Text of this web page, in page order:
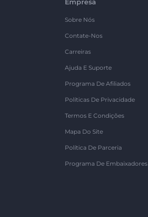
Empresa
Sobre Nós
Contate-Nos
Carreiras
Ajuda E Suporte
Programa De Afiliados
Políticas De Privacidade
Termos E Condições
Mapa Do Site
Política De Parceria
Programa De Embaixadores